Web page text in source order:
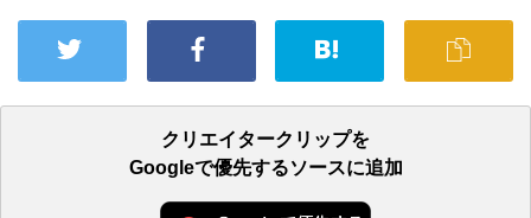
クリエイタークリップを
Googleで優先するソースに追加